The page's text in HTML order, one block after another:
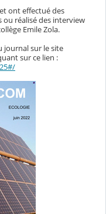
ont effectué des
ou réalisé des interview
Emile Zola.
journal sur le site
sur ce lien :